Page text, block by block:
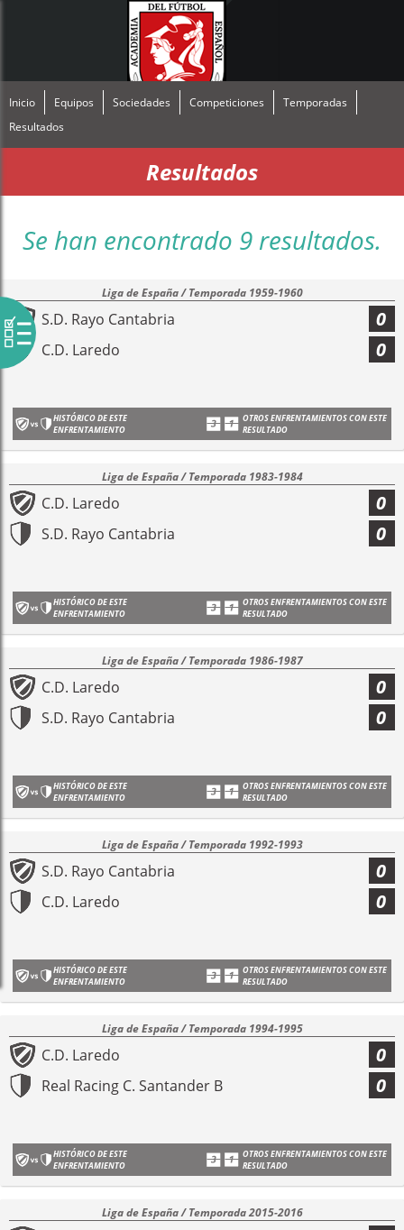
Inicio Equipos Sociedades Competiciones
Temporadas
Resultados
Resultados
Se han encontrado 9 resultados.
Liga de España / Temporada 1959-1960
S.D. Rayo Cantabria 0
C.D. Laredo 0
HISTÓRICO DE ESTE
ENFRENTAMIENTO
OTROS ENFRENTAMIENTOS CON ESTE
RESULTADO
Liga de España / Temporada 1983-1984
C.D. Laredo 0
S.D. Rayo Cantabria 0
HISTÓRICO DE ESTE
ENFRENTAMIENTO
OTROS ENFRENTAMIENTOS CON ESTE
RESULTADO
Liga de España / Temporada 1986-1987
C.D. Laredo 0
S.D. Rayo Cantabria 0
HISTÓRICO DE ESTE
ENFRENTAMIENTO
OTROS ENFRENTAMIENTOS CON ESTE
RESULTADO
Liga de España / Temporada 1992-1993
S.D. Rayo Cantabria 0
C.D. Laredo 0
HISTÓRICO DE ESTE
ENFRENTAMIENTO
OTROS ENFRENTAMIENTOS CON ESTE
RESULTADO
Liga de España / Temporada 1994-1995
C.D. Laredo 0
Real Racing C. Santander B 0
HISTÓRICO DE ESTE
ENFRENTAMIENTO
OTROS ENFRENTAMIENTOS CON ESTE
RESULTADO
Liga de España / Temporada 2015-2016